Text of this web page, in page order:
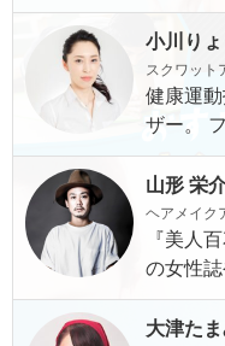
小川りょ
スクワット
健康運
ザー。
山形 栄
ヘアメイク
『美人
の女性
大津た